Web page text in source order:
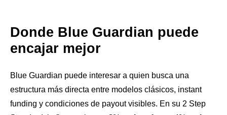
Donde Blue Guardian puede
encajar mejor
Blue Guardian puede interesar a quien busca una
estructura más directa entre modelos clásicos, instant
funding y condiciones de payout visibles. En su 2 Step